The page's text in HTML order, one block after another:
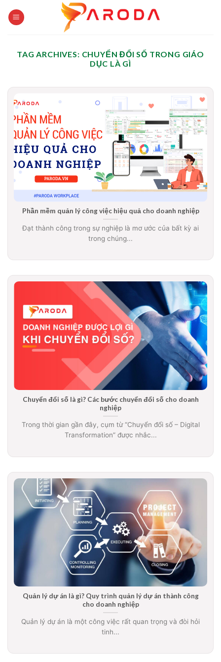
TAG ARCHIVES: CHUYỂN ĐỔI SỐ TRONG GIÁO
DỤC LÀ GÌ
Phần mềm quản lý công việc hiệu quả cho doanh nghiệp
Đạt thành công trong sự nghiệp là mơ ước của bất kỳ ai
trong chúng...
Chuyển đổi số là gì? Các bước chuyển đổi số cho doanh
nghiệp
Trong thời gian gần đây, cụm từ “Chuyển đổi số – Digital
Transformation” được nhắc...
Quản lý dự án là gì? Quy trình quản lý dự án thành công
cho doanh nghiệp
Quản lý dự án là một công việc rất quan trọng và đòi hỏi
tinh...